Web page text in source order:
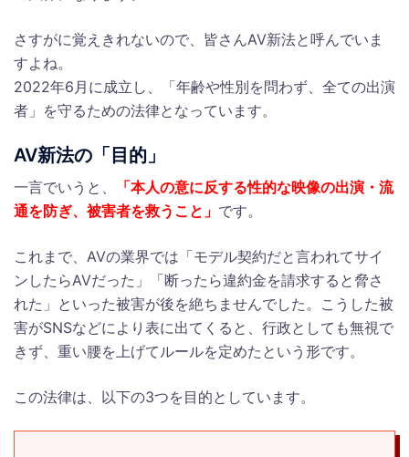
さすがに覚えきれないので、皆さんAV新法と呼んでいま
すよね。
2022年6月に成立し、「年齢や性別を問わず、全ての出演
者」を守るための法律となっています。
AV新法の「目的」
一言でいうと、
「本人の意に反する性的な映像の出演・流
通を防ぎ、被害者を救うこと」 です。
これまで、AVの業界では「モデル契約だと言われてサイ
ンしたらAVだった」「断ったら違約金を請求すると脅さ
れた」といった被害が後を絶ちませんでした。こうした被
害がSNSなどにより表に出てくると、行政としても無視で
きず、重い腰を上げてルールを定めたという形です。
この法律は、以下の3つを目的としています。